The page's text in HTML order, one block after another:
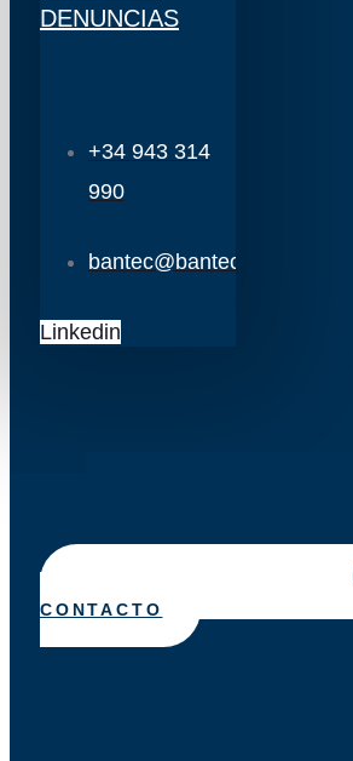
DENUNCIAS
+34 943 314
990
bantec@bantec.es
Linkedin
CONTACTO